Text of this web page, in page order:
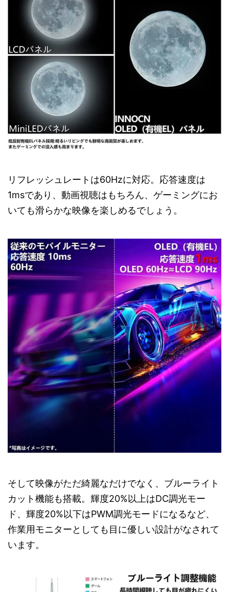
リフレッシュレートは60Hzに対応。応答速度は
1msであり、動画視聴はもちろん、ゲーミングにお
いても滑らかな映像を楽しめるでしょう。
そして映像がただ綺麗なだけでなく、ブルーライト
カット機能も搭載。輝度20%以上はDC調光モー
ド、輝度20%以下はPWM調光モードになるなど、
作業用モニターとしても目に優しい設計がなされて
います。